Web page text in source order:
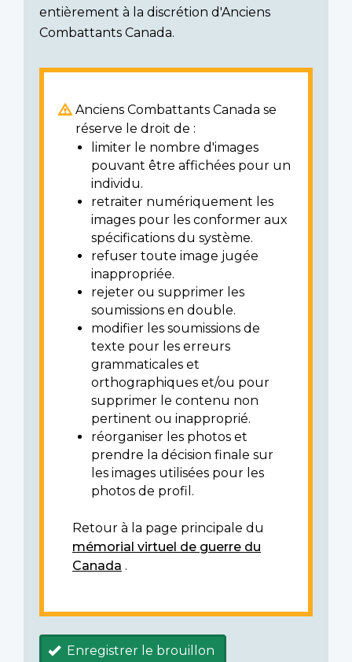
entièrement à la discrétion d'Anciens
Combattants Canada.
Anciens Combattants Canada se
réserve le droit de :
limiter le nombre d'images
pouvant être affichées pour un
individu.
retraiter numériquement les
images pour les conformer aux
spécifications du système.
refuser toute image jugée
inappropriée.
rejeter ou supprimer les
soumissions en double.
modifier les soumissions de
texte pour les erreurs
grammaticales et
orthographiques et/ou pour
supprimer le contenu non
pertinent ou inapproprié.
réorganiser les photos et
prendre la décision finale sur
les images utilisées pour les
photos de profil.
Retour à la page principale du
mémorial virtuel de guerre du
Canada .
Enregistrer le brouillon